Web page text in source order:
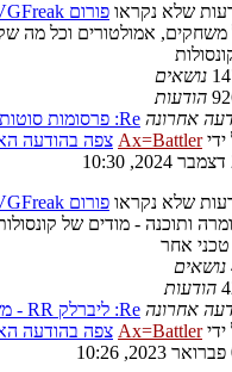
פורום VGFreak - כללי
משחקים, אמולטורים וכל מה
נושאים
הודעות
אחרונה Re: פרסומות סוטות למשחקי וידא…
ידיAx=Battler צפה בהודעה
פורום VGFreak - טכני
ותוכנה - מודים של
טכני אחר
נושאים
הודעות
אחרונה Re: ליברלק RR - משחקים נראים …
ידיAx=Battler צפה בהודעה